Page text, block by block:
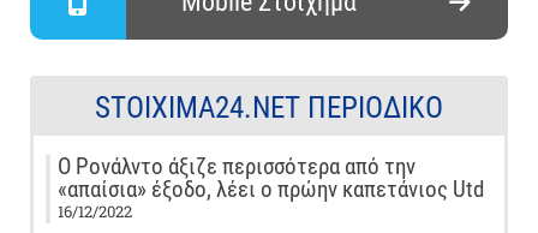
STOIXIMA24.NET ΠΕΡΙΟΔΙΚΌ
Ο Ρονάλντο άξιζε περισσότερα από την
«απαίσια» έξοδο, λέει ο πρώην καπετάνιος Utd
16/12/2022